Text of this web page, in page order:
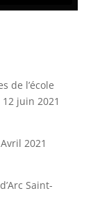
de l’école
12 juin 2021
2021
Saint-